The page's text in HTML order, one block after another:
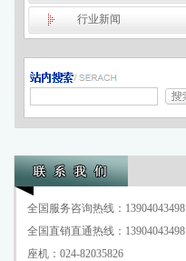
行业新闻
全国服务咨询热线：13904043498
全国直销直通热线：13904043498
座机：024-82035826